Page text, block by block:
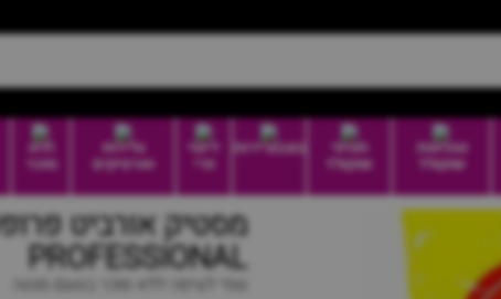
טבלאות
שוקולד
חטיפי
שוקולד
בונבוניירות
דיוטי
פרי
גלידות
וארטיקים
ללא
סוכר
PROFESSIONAL
גומי לעיסה ללא סוכר בטעם מנטה